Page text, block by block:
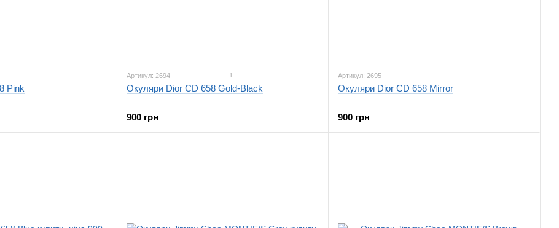
Pink
Артикул: 2694 1
Окуляри Dior CD 658 Gold-Black
900 грн
Артикул: 2695
Окуляри Dior CD 658 Mirror
900 грн